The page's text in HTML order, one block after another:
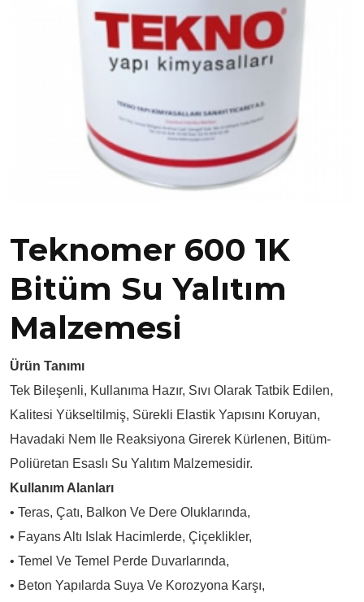
Teknomer 600 1K
Bitüm Su Yalıtım
Malzemesi
Ürün Tanımı
Tek Bileşenli, Kullanıma Hazır, Sıvı Olarak Tatbik Edilen,
Kalitesi Yükseltilmiş, Sürekli Elastik Yapısını Koruyan,
Havadaki Nem Ile Reaksiyona Girerek Kürlenen, Bitüm-
Poliüretan Esaslı Su Yalıtım Malzemesidir.
Kullanım Alanları
• Teras, Çatı, Balkon Ve Dere Oluklarında,
• Fayans Altı Islak Hacimlerde, Çiçeklikler,
• Temel Ve Temel Perde Duvarlarında,
• Beton Yapılarda Suya Ve Korozyona Karşı,